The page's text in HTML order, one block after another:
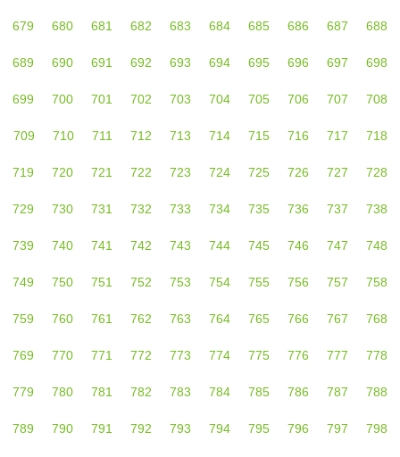
679 680 681 682 683 684 685 686 687 688
689 690 691 692 693 694 695 696 697 698
699 700 701 702 703 704 705 706 707 708
709 710 711 712 713 714 715 716 717 718
719 720 721 722 723 724 725 726 727 728
729 730 731 732 733 734 735 736 737 738
739 740 741 742 743 744 745 746 747 748
749 750 751 752 753 754 755 756 757 758
759 760 761 762 763 764 765 766 767 768
769 770 771 772 773 774 775 776 777 778
779 780 781 782 783 784 785 786 787 788
789 790 791 792 793 794 795 796 797 798